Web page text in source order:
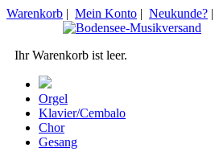
Warenkorb | Mein Konto | Neukunde? |
Ihr Warenkorb ist leer.
Orgel
Klavier/Cembalo
Chor
Gesang